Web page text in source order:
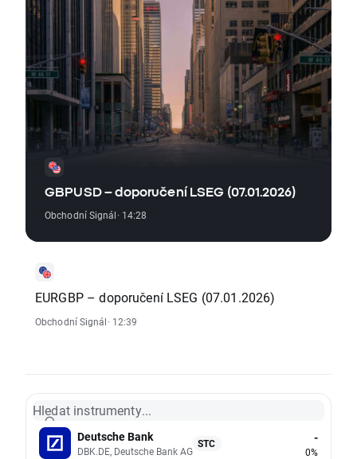
GBPUSD – doporučení LSEG (07.01.2026)
Obchodní Signál· 14:28
EURGBP – doporučení LSEG (07.01.2026)
Obchodní Signál· 12:39
Hledat instrumenty...
Deutsche Bank
DBK.DE, Deutsche Bank AG
STC -
0%